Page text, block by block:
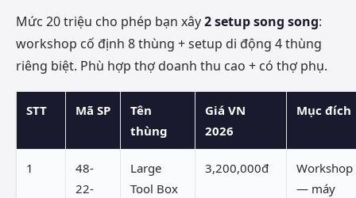
Mức 20 triệu cho phép bạn xây2 setup song song:
workshop cố định 8 thùng + setup di động 4 thùng
riêng biệt. Phù hợp thợ doanh thu cao + có thợ phụ.
STT Mã SP
Tên
thùng
Giá VN
2026
Mục đích
1
48-
22-
Large
Tool Box
3,200,000đ
Workshop
— máy